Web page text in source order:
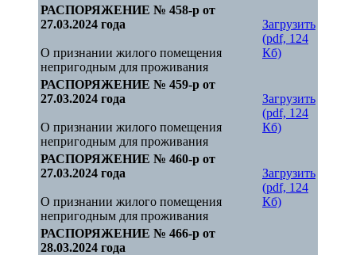
РАСПОРЯЖЕНИЕ № 458-р от
27.03.2024 года
О признании жилого помещения
непригодным для проживания
Загрузить
(pdf, 124
Кб)
РАСПОРЯЖЕНИЕ № 459-р от
27.03.2024 года
О признании жилого помещения
непригодным для проживания
Загрузить
(pdf, 124
Кб)
РАСПОРЯЖЕНИЕ № 460-р от
27.03.2024 года
О признании жилого помещения
непригодным для проживания
Загрузить
(pdf, 124
Кб)
РАСПОРЯЖЕНИЕ № 466-р от
28.03.2024 года